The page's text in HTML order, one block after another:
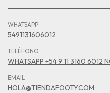
WHATSAPP
5491131606012
TELÉFONO
WHATSAPP +54 9 11 3160 6012
EMAIL
HOLA@TIENDAFOOTY.COM